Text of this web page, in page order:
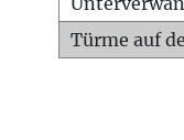
Türme auf